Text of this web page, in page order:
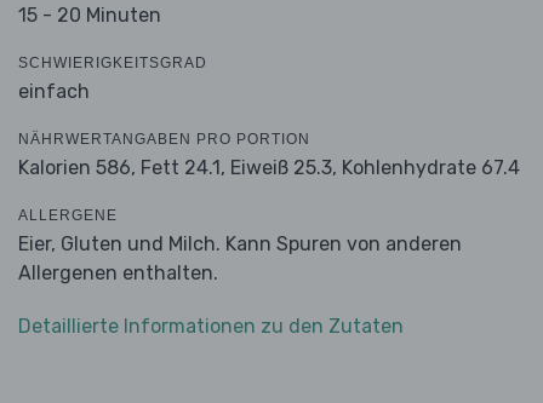
15 - 20 Minuten
SCHWIERIGKEITSGRAD
einfach
NÄHRWERTANGABEN PRO PORTION
Kalorien 586, Fett 24.1, Eiweiß 25.3, Kohlenhydrate 67.4
ALLERGENE
Eier, Gluten und Milch. Kann Spuren von anderen
Allergenen enthalten.
Detaillierte Informationen zu den Zutaten